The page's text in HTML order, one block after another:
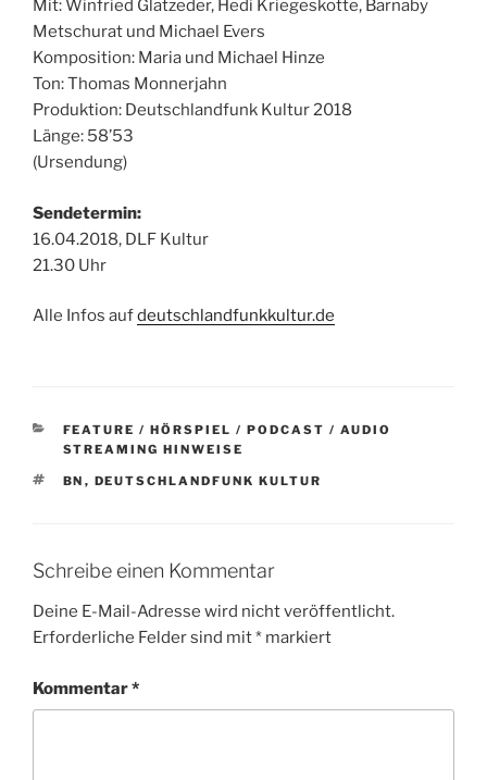
Mit: Winfried Glatzeder, Hedi Kriegeskotte, Barnaby
Metschurat und Michael Evers
Komposition: Maria und Michael Hinze
Ton: Thomas Monnerjahn
Produktion: Deutschlandfunk Kultur 2018
Länge: 58’53
(Ursendung)
Sendetermin:
16.04.2018, DLF Kultur
21.30 Uhr
Alle Infos aufdeutschlandfunkkultur.de
KATEGORIEN
FEATURE / HÖRSPIEL / PODCAST / AUDIO
STREAMING HINWEISE
SCHLAGWÖRTER
BN , DEUTSCHLANDFUNK KULTUR
Schreibe einen Kommentar
Deine E-Mail-Adresse wird nicht veröffentlicht.
Erforderliche Felder sind mit* markiert
Kommentar*